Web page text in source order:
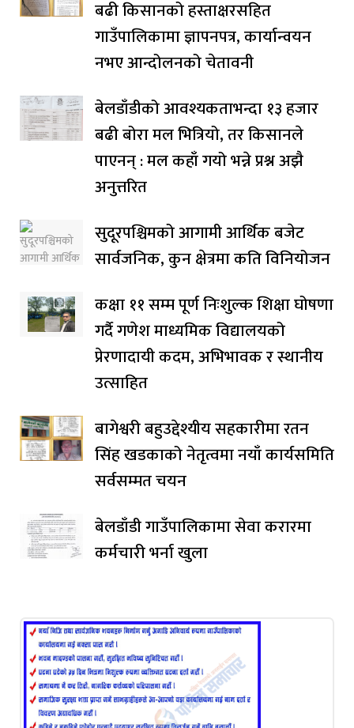
बढी किसानको हस्ताक्षरसहित
गाउँपालिकामा ज्ञापनपत्र, कार्यान्वयन
नभए आन्दोलनको चेतावनी
बेलडाँडीको आवश्यकताभन्दा १३ हजार
बढी बोरा मल भित्रियो, तर किसानले
पाएनन् : मल कहाँ गयो भन्ने प्रश्न अझै
अनुत्तरित
सुदूरपश्चिमको आगामी आर्थिक बजेट
सार्वजनिक, कुन क्षेत्रमा कति विनियोजन
कक्षा ११ सम्म पूर्ण निःशुल्क शिक्षा घोषणा
गर्दै गणेश माध्यमिक विद्यालयको
प्रेरणादायी कदम, अभिभावक र स्थानीय
उत्साहित
बागेश्वरी बहुउद्देश्यीय सहकारीमा रतन
सिंह खडकाको नेतृत्वमा नयाँ कार्यसमिति
सर्वसम्मत चयन
बेलडाँडी गाउँपालिकामा सेवा करारमा
कर्मचारी भर्ना खुला